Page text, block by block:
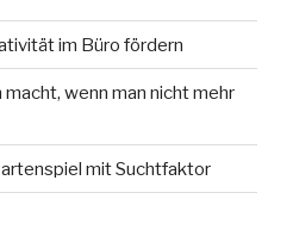
im Büro fördern
wenn man nicht mehr
mit Suchtfaktor